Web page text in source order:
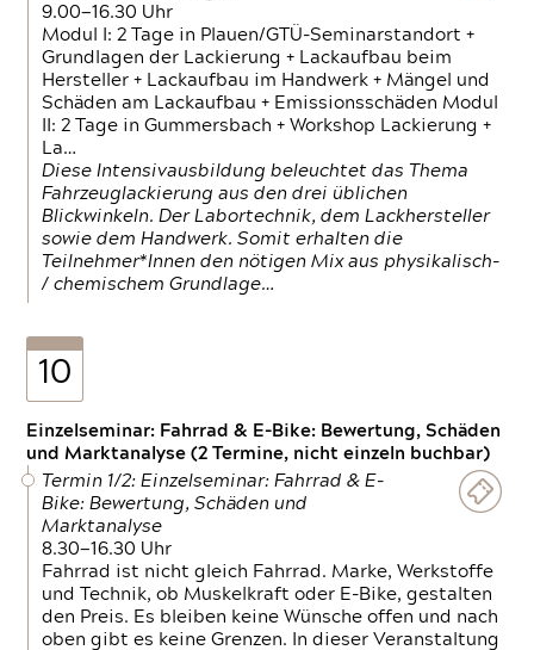
9.00—16.30 Uhr
Modul I: 2 Tage in Plauen/GTÜ-Seminarstandort +
Grundlagen der Lackierung + Lackaufbau beim
Hersteller + Lackaufbau im Handwerk + Mängel und
Schäden am Lackaufbau + Emissionsschäden Modul
II: 2 Tage in Gummersbach + Workshop Lackierung +
La…
Diese Intensivausbildung beleuchtet das Thema
Fahrzeuglackierung aus den drei üblichen
Blickwinkeln. Der Labortechnik, dem Lackhersteller
sowie dem Handwerk. Somit erhalten die
Teilnehmer*Innen den nötigen Mix aus physikalisch-
/ chemischem Grundlage…
10
Einzelseminar: Fahrrad & E-Bike: Bewertung, Schäden
und Marktanalyse (2 Termine, nicht einzeln buchbar)
Termin 1/2: Einzelseminar: Fahrrad & E-
Bike: Bewertung, Schäden und
Marktanalyse
8.30—16.30 Uhr
Fahrrad ist nicht gleich Fahrrad. Marke, Werkstoffe
und Technik, ob Muskelkraft oder E-Bike, gestalten
den Preis. Es bleiben keine Wünsche offen und nach
oben gibt es keine Grenzen. In dieser Veranstaltung